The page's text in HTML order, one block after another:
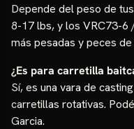
Depende del peso de
8-17 lbs, y los VRC73-6
más pesadas y peces
¿Es para carretilla
Sí, es una vara de
carretillas rotativas.
Garcia.